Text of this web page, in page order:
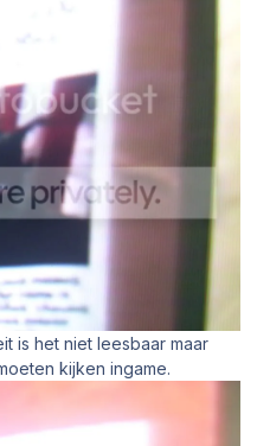
is het niet leesbaar maar
kijken ingame.